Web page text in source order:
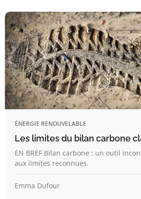
ÉNERGIE RENOUVELABLE
Les limites du bilan carbone
EN BREF Bilan carbone : un outil
aux limites reconnues.
Emma Dufour